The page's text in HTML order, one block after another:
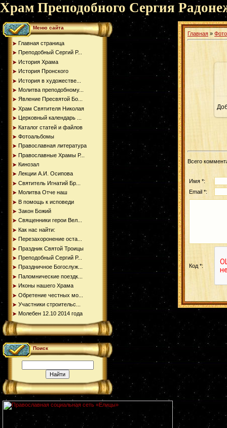
Храм Преподобного Сергия
Меню сайта
Главная страница
Преподобный Сергий Р...
История Храма
История Пронского
История в художестве...
Молитва преподобному...
Явление Пресвятой Бо...
Храм Святителя Николая
Церковный календарь ...
Каталог статей и файлов
Фотоальбомы
Православная литература
Православные Храмы Р...
Кинозал
Лекции А.И. Осипова
Святитель Игнатий Бр...
Молитва Отче наш
В помощь к исповеди
Закон Божий
Священники герои Вел...
Как нас найти:
Перезахоронение оста...
Праздник Святой Троицы
Преподобный Сергий Р...
Праздничное Богослуж...
Паломнические поездк...
Иконы нашего Храма
Обретение честных мо...
Участники строительс...
Молебен 12.10 2014 года
Поиск
Главная »
Всего
Имя *:
Email *:
Код *: